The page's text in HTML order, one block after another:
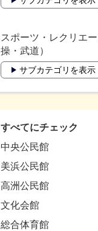
スポーツ・レクリエ
操・武道）
サブカテゴリを表示
すべてにチェック
中央公民館
美浜公民館
高洲公民館
文化会館
総合体育館